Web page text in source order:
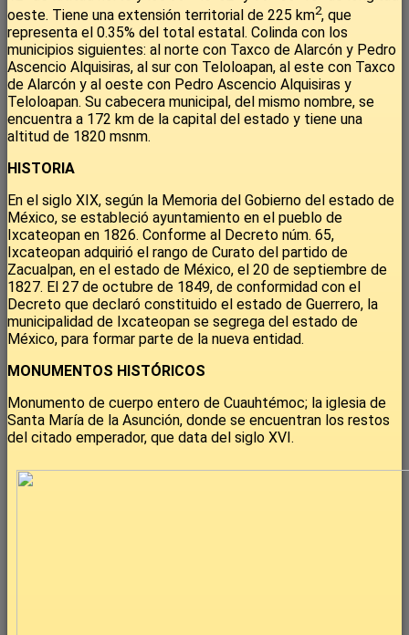
oeste. Tiene una extensión territorial de 225 km2, que
representa el 0.35% del total estatal. Colinda con los
municipios siguientes: al norte con Taxco de Alarcón y Pedro
Ascencio Alquisiras, al sur con Teloloapan, al este con Taxco
de Alarcón y al oeste con Pedro Ascencio Alquisiras y
Teloloapan. Su cabecera municipal, del mismo nombre, se
encuentra a 172 km de la capital del estado y tiene una
altitud de 1820 msnm.
HISTORIA
En el siglo XIX, según la Memoria del Gobierno del estado de
México, se estableció ayuntamiento en el pueblo de
Ixcateopan en 1826. Conforme al Decreto núm. 65,
Ixcateopan adquirió el rango de Curato del partido de
Zacualpan, en el estado de México, el 20 de septiembre de
1827. El 27 de octubre de 1849, de conformidad con el
Decreto que declaró constituido el estado de Guerrero, la
municipalidad de Ixcateopan se segrega del estado de
México, para formar parte de la nueva entidad.
MONUMENTOS HISTÓRICOS
Monumento de cuerpo entero de Cuauhtémoc; la iglesia de
Santa María de la Asunción, donde se encuentran los restos
del citado emperador, que data del siglo XVI.